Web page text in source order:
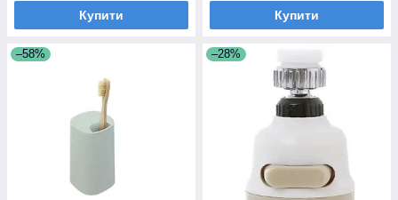
Купити Купити
–58% –28%